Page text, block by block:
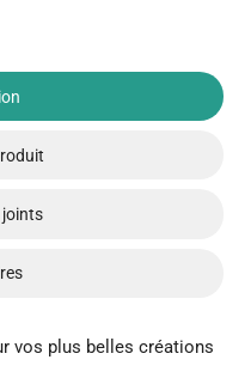
joints
vos plus belles créations